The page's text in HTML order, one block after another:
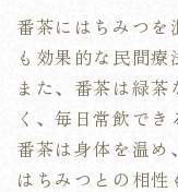
番茶にはちみつを
も効果的な民間療
また、番茶は緑
く、毎日常飲でき
番茶は身体を温め
はちみつとの相性